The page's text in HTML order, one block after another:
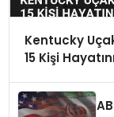
Kentucky
15 Kişi